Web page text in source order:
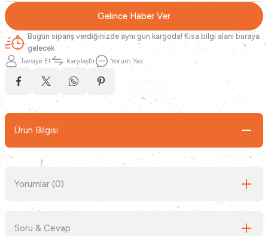
Gelince Haber Ver
Bugün sipariş verdiğinizde aynı gün kargoda! Kısa bilgi alanı buraya
gelecek
Tavsiye Et Karşılaştır Yorum Yaz
Ürün Bilgisi
Yorumlar (0)
Soru & Cevap